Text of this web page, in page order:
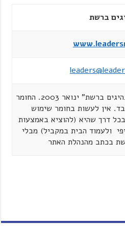
ברשת
© כל הזכויות שמורות ל"מנהיגים ברשת" ינואר 2003. החומר
אין לעשות בחומר שימוש
דרך שהיא (להוציא באמצעות
ולעמוד הבית במקביל) מבלי
בכתב מהנהלת האתר